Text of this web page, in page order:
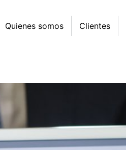
Quienes somos Clientes